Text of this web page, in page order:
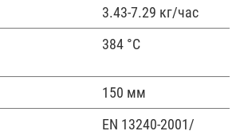
3.43-7.29 кг/час
384 °С
150 мм
EN 13240-2001/